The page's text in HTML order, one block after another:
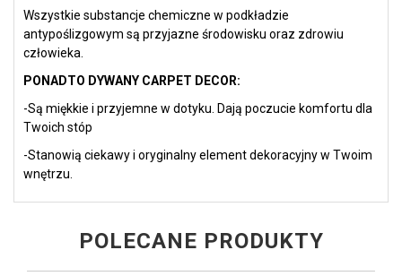
Wszystkie substancje chemiczne w podkładzie
antypoślizgowym są przyjazne środowisku oraz zdrowiu
człowieka.
PONADTO DYWANY CARPET DECOR:
-Są miękkie i przyjemne w dotyku. Dają poczucie komfortu dla
Twoich stóp
-Stanowią ciekawy i oryginalny element dekoracyjny w Twoim
wnętrzu.
POLECANE PRODUKTY